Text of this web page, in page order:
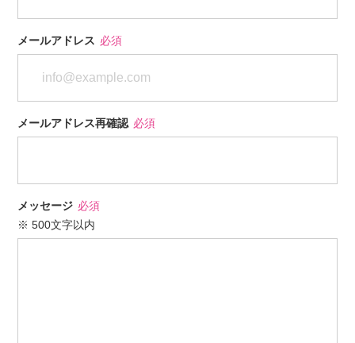
メールアドレス 必須
メールアドレス再確認 必須
メッセージ 必須
※ 500文字以内